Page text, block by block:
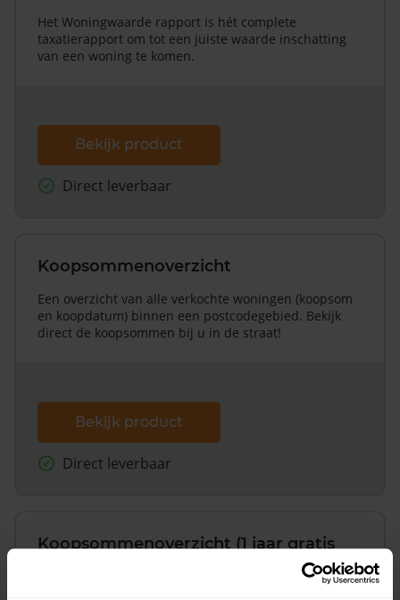
Het Woningwaarde rapport is hét complete
taxatierapport om tot een juiste waarde inschatting
van een woning te komen.
Bekijk product
Direct leverbaar
Koopsommenoverzicht
Een overzicht van alle verkochte woningen (koopsom
en koopdatum) binnen een postcodegebied. Bekijk
direct de koopsommen bij u in de straat!
Bekijk product
Direct leverbaar
Koopsommenoverzicht (1 jaar gratis